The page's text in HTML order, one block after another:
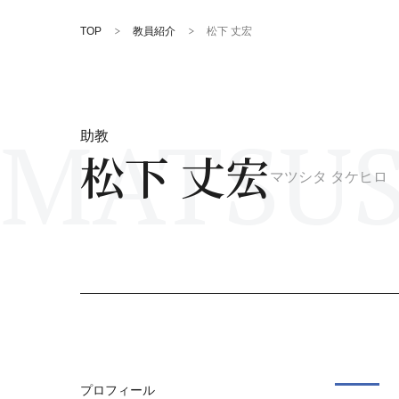
TOP 教員紹介 松下 丈宏
助教
松下 丈宏マツシタ タケヒロ
プロフィール